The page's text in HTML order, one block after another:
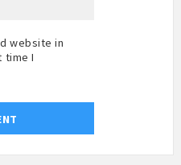
website in
time I